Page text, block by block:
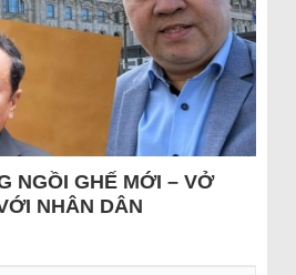
NGỒI GHẾ MỚI – VỞ
NHÂN DÂN